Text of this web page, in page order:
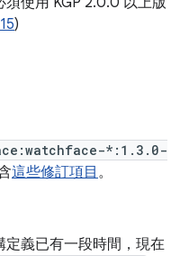
)
*:1.3.0-
這些修訂項目 。
定義已有一段時間，現在